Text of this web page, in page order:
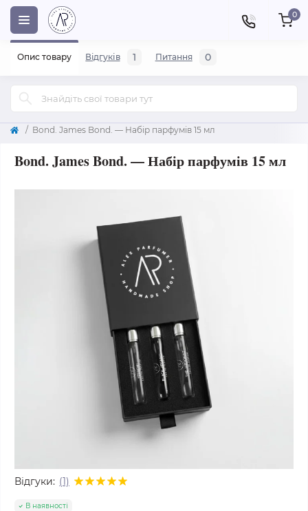
0
Bond. James Bond. — Набір парфумів 15 мл
Bond. James Bond. — Набір парфумів 15 мл
Відгуки: (1)
В наявності
Опис товару Відгуків 1 Питання 0